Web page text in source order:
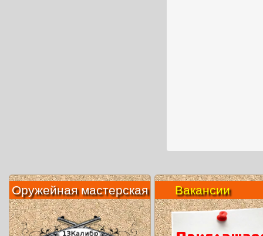
Оружейная мастерская Вакансии